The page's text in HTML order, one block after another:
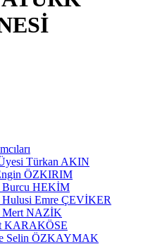
Türkan AKIN
ÖZKIRIM
Burcu HEKİM
Emre ÇEVİKER
Mert NAZİK
KARAKÖSE
Selin ÖZKAYMAK